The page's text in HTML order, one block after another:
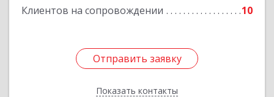
Клиентов на сопровождении 10
Отправить заявку
Показать контакты
Отправить заявку
Назад